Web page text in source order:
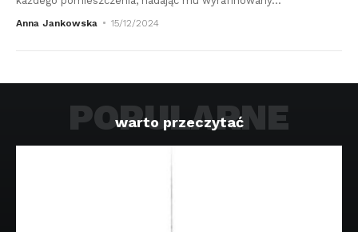
Anna Jankowska 15/12/2024
warto przeczytać
POPULARNE